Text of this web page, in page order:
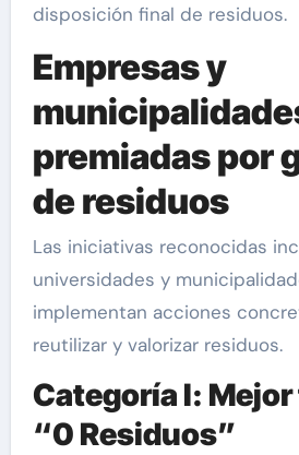
disposición final de residuos.
Empresas y
premiadas por
de residuos
Las iniciativas reconocidas
universidades y
implementan acciones
reutilizar y valorizar residuos.
Categoría I:
“0 Residuos”